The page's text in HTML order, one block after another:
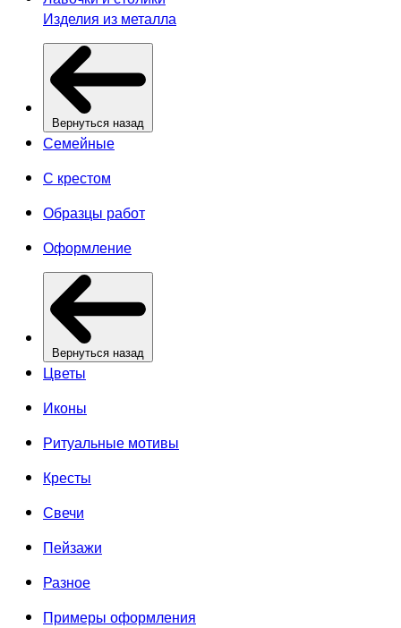
Изделия из металла
Вернуться назад
Семейные
С крестом
Образцы работ
Оформление
Вернуться назад
Цветы
Иконы
Ритуальные мотивы
Кресты
Свечи
Пейзажи
Разное
Примеры оформления